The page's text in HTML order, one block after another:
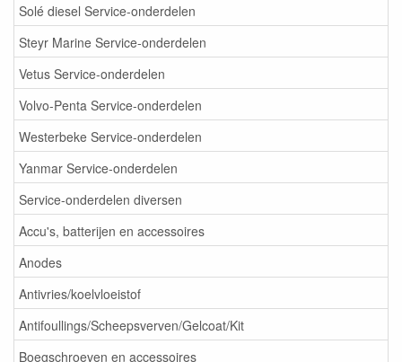
Solé diesel Service-onderdelen
Steyr Marine Service-onderdelen
Vetus Service-onderdelen
Volvo-Penta Service-onderdelen
Westerbeke Service-onderdelen
Yanmar Service-onderdelen
Service-onderdelen diversen
Accu's, batterijen en accessoires
Anodes
Antivries/koelvloeistof
Antifoullings/Scheepsverven/Gelcoat/Kit
Boegschroeven en accessoires